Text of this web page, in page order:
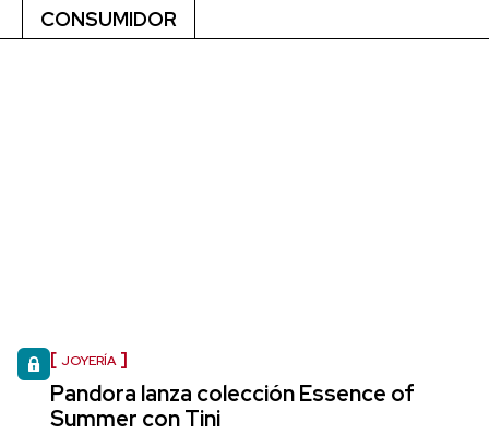
CONSUMIDOR
JOYERÍA
Pandora lanza colección Essence of
Summer con Tini